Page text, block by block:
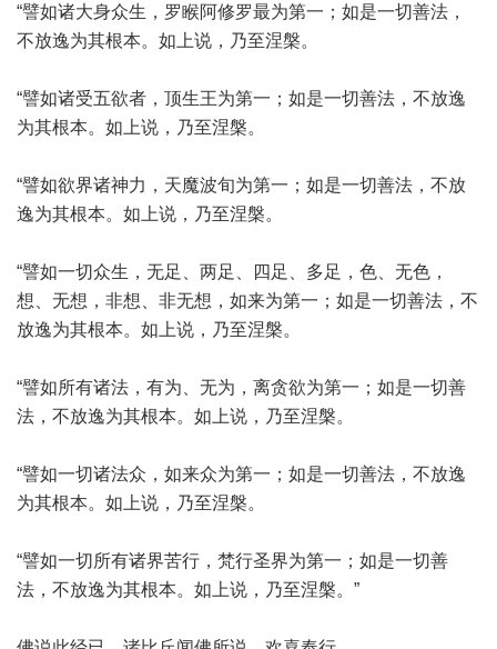
“譬如诸大身众生，罗睺阿修罗最为第一；如是一切善法，
不放逸为其根本。如上说，乃至涅槃。
“譬如诸受五欲者，顶生王为第一；如是一切善法，不放逸
为其根本。如上说，乃至涅槃。
“譬如欲界诸神力，天魔波旬为第一；如是一切善法，不放
逸为其根本。如上说，乃至涅槃。
“譬如一切众生，无足、两足、四足、多足，色、无色，
想、无想，非想、非无想，如来为第一；如是一切善法，不
放逸为其根本。如上说，乃至涅槃。
“譬如所有诸法，有为、无为，离贪欲为第一；如是一切善
法，不放逸为其根本。如上说，乃至涅槃。
“譬如一切诸法众，如来众为第一；如是一切善法，不放逸
为其根本。如上说，乃至涅槃。
“譬如一切所有诸界苦行，梵行圣界为第一；如是一切善
法，不放逸为其根本。如上说，乃至涅槃。”